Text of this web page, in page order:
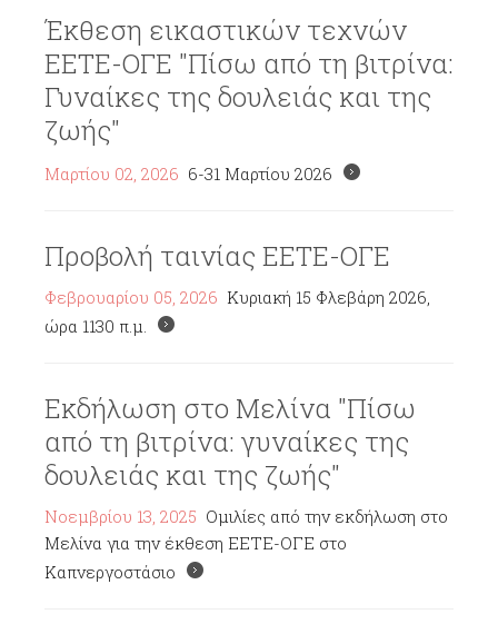
Έκθεση εικαστικών τεχνών
ΕΕΤΕ-ΟΓΕ "Πίσω από τη βιτρίνα:
Γυναίκες της δουλειάς και της
ζωής"
Μαρτίου 02, 2026 6-31 Μαρτίου 2026
Προβολή ταινίας ΕΕΤΕ-ΟΓΕ
Φεβρουαρίου 05, 2026 Κυριακή 15 Φλεβάρη 2026,
ώρα 1130 π.μ.
Εκδήλωση στο Μελίνα "Πίσω
από τη βιτρίνα: γυναίκες της
δουλειάς και της ζωής"
Νοεμβρίου 13, 2025 Ομιλίες από την εκδήλωση στο
Μελίνα για την έκθεση ΕΕΤΕ-ΟΓΕ στο
Καπνεργοστάσιο